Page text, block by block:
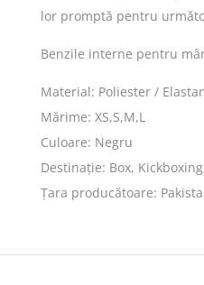
lor promptă pentru
Benzile interne pentru
Material: Poliester /
Mărime: XS,S,M,L
Culoare: Negru
Destinație: Box,
Țara producătoare: